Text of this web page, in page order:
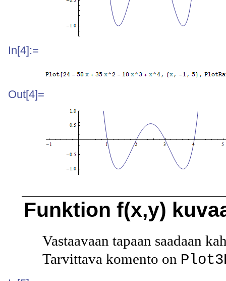
In[4]:=
Out[4]=
Funktion f(x,y)
Vastaavaan tapaan saadaan
Tarvittava komento on